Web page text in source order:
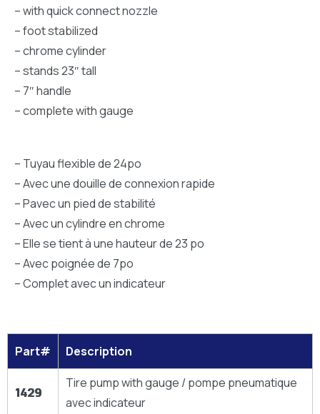
– with quick connect nozzle
– foot stabilized
– chrome cylinder
– stands 23″ tall
– 7″ handle
– complete with gauge
– Tuyau flexible de 24po
– Avec une douille de connexion rapide
– Pavec un pied de stabilité
– Avec un cylindre en chrome
– Elle se tient à une hauteur de 23 po
– Avec poignée de 7po
– Complet avec un indicateur
Part# Description
1429
Tire pump with gauge / pompe pneumatique
avec indicateur